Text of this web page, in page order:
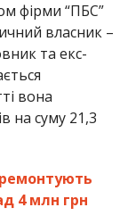
фірми “ПБС”
власник –
та екс-
вона
на суму 21,3
4 млн грн